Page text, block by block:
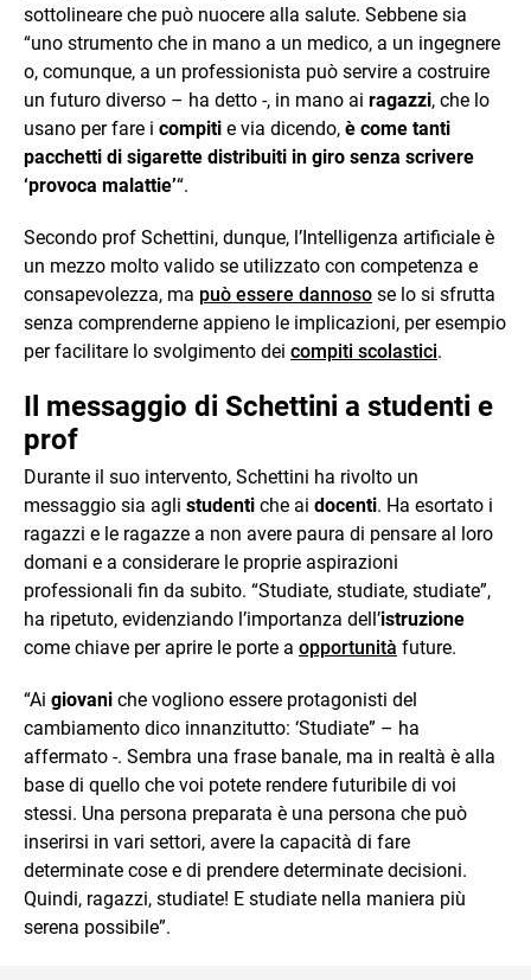
sottolineare che può nuocere alla salute. Sebbene sia
“uno strumento che in mano a un medico, a un ingegnere
o, comunque, a un professionista può servire a costruire
un futuro diverso – ha detto -, in mano ai ragazzi, che lo
usano per fare i compiti e via dicendo, è come tanti
pacchetti di sigarette distribuiti in giro senza scrivere
‘provoca malattie’“.
Secondo prof Schettini, dunque, l’Intelligenza artificiale è
un mezzo molto valido se utilizzato con competenza e
consapevolezza, ma può essere dannoso se lo si sfrutta
senza comprenderne appieno le implicazioni, per esempio
per facilitare lo svolgimento dei compiti scolastici.
Il messaggio di Schettini a studenti e
prof
Durante il suo intervento, Schettini ha rivolto un
messaggio sia agli studenti che ai docenti. Ha esortato i
ragazzi e le ragazze a non avere paura di pensare al loro
domani e a considerare le proprie aspirazioni
professionali fin da subito. “Studiate, studiate, studiate”,
ha ripetuto, evidenziando l’importanza dell’istruzione
come chiave per aprire le porte a opportunità future.
“Ai giovani che vogliono essere protagonisti del
cambiamento dico innanzitutto: ‘Studiate” – ha
affermato -. Sembra una frase banale, ma in realtà è alla
base di quello che voi potete rendere futuribile di voi
stessi. Una persona preparata è una persona che può
inserirsi in vari settori, avere la capacità di fare
determinate cose e di prendere determinate decisioni.
Quindi, ragazzi, studiate! E studiate nella maniera più
serena possibile”.